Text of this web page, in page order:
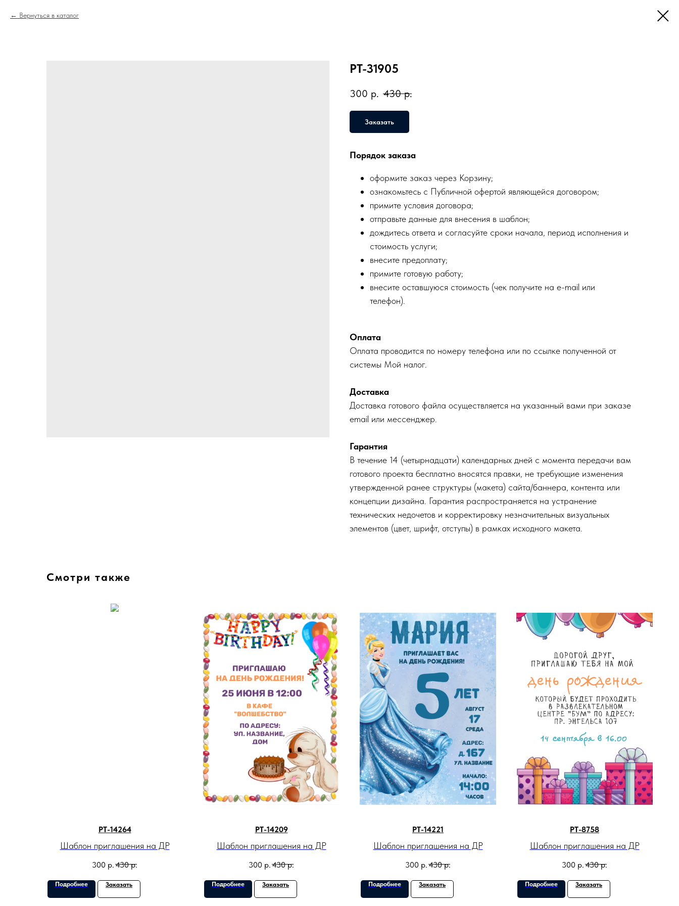
Вернуться в каталог
PT-31905
300 р. 430 р.
Заказать
Порядок заказа
оформите заказ через Корзину;
ознакомьтесь с Публичной офертой являющейся договором;
примите условия договора;
отправьте данные для внесения в шаблон;
дождитесь ответа и согласуйте сроки начала, период исполнения и
стоимость услуги;
внесите предоплату;
примите готовую работу;
внесите оставшуюся стоимость (чек получите на e-mail или
телефон).
Оплата
Оплата проводится по номеру телефона или по ссылке полученной от
системы Мой налог.
Доставка
Доставка готового файла осуществляется на указанный вами при заказе
email или мессенджер.
Гарантия
В течение 14 (четырнадцати) календарных дней с момента передачи вам
готового проекта бесплатно вносятся правки, не требующие изменения
утвержденной ранее структуры (макета) сайта/баннера, контента или
концепции дизайна. Гарантия распространяется на устранение
технических недочетов и корректировку незначительных визуальных
элементов (цвет, шрифт, отступы) в рамках исходного макета.
Смотри также
PT-14264
Шаблон приглашения на ДР
300 р. 430 р.
Подробнее Заказать
PT-14209
Шаблон приглашения на ДР
300 р. 430 р.
Подробнее Заказать
PT-14221
Шаблон приглашения на ДР
300 р. 430 р.
Подробнее Заказать
PT-8758
Шаблон приглашения на ДР
300 р. 430 р.
Подробнее Заказать